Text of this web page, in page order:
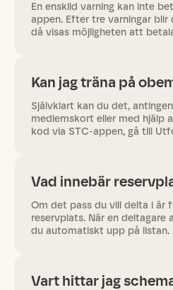
En enskild varning kan inte
appen. Efter tre varningar
då visas möjligheten att
Kan jag träna på
Självklart kan du det,
medlemskort eller med hjälp
kod via STC-appen, gå till
Vad innebär
Om det pass du vill delta i är
reservplats. När en
du automatiskt upp på
Vart hittar jag